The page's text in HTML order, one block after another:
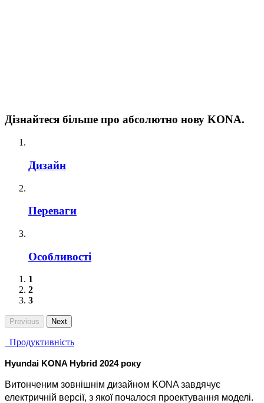
Дізнайтеся більше про абсолютно нову KONA.
Дизайн
Переваги
Особливості
1
2
3
Previous Next
Продуктивність
Hyundai KONA Hybrid 2024 року
Витонченим зовнішнім дизайном KONA завдячує
електричній версії, з якої почалося проектування моделі.